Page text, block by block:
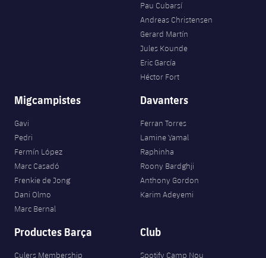
Pau Cubarsí
Andreas Christensen
Gerard Martín
Jules Kounde
Eric García
Héctor Fort
Migcampistes
Gavi
Pedri
Fermín López
Marc Casadó
Frenkie de Jong
Dani Olmo
Marc Bernal
Davanters
Ferran Torres
Lamine Yamal
Raphinha
Roony Bardghji
Anthony Gordon
Karim Adeyemi
Productes Barça
Culers Membership
Club
Spotify Camp Nou